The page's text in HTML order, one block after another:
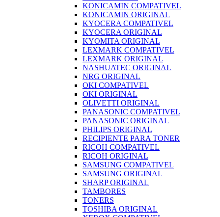
KONICAMIN COMPATIVEL
KONICAMIN ORIGINAL
KYOCERA COMPATIVEL
KYOCERA ORIGINAL
KYOMITA ORIGINAL
LEXMARK COMPATIVEL
LEXMARK ORIGINAL
NASHUATEC ORIGINAL
NRG ORIGINAL
OKI COMPATIVEL
OKI ORIGINAL
OLIVETTI ORIGINAL
PANASONIC COMPATIVEL
PANASONIC ORIGINAL
PHILIPS ORIGINAL
RECIPIENTE PARA TONER
RICOH COMPATIVEL
RICOH ORIGINAL
SAMSUNG COMPATIVEL
SAMSUNG ORIGINAL
SHARP ORIGINAL
TAMBORES
TONERS
TOSHIBA ORIGINAL